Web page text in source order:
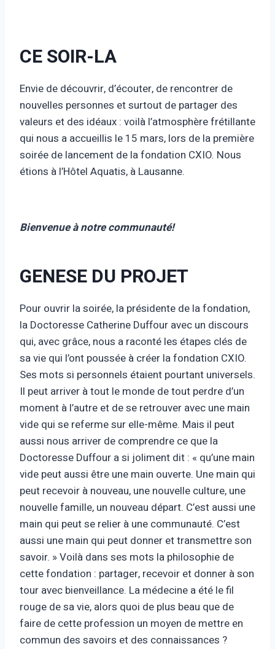
CE SOIR-LA
Envie de découvrir, d’écouter, de rencontrer de
nouvelles personnes et surtout de partager des
valeurs et des idéaux : voilà l’atmosphère frétillante
qui nous a accueillis le 15 mars, lors de la première
soirée de lancement de la fondation CXIO. Nous
étions à l’Hôtel Aquatis, à Lausanne.
Bienvenue à notre communauté!
GENESE DU PROJET
Pour ouvrir la soirée, la présidente de la fondation,
la Doctoresse Catherine Duffour avec un discours
qui, avec grâce, nous a raconté les étapes clés de
sa vie qui l’ont poussée à créer la fondation CXIO.
Ses mots si personnels étaient pourtant universels.
Il peut arriver à tout le monde de tout perdre d’un
moment à l’autre et de se retrouver avec une main
vide qui se referme sur elle-même. Mais il peut
aussi nous arriver de comprendre ce que la
Doctoresse Duffour a si joliment dit : « qu’une main
vide peut aussi être une main ouverte. Une main qui
peut recevoir à nouveau, une nouvelle culture, une
nouvelle famille, un nouveau départ. C’est aussi une
main qui peut se relier à une communauté. C’est
aussi une main qui peut donner et transmettre son
savoir. » Voilà dans ses mots la philosophie de
cette fondation : partager, recevoir et donner à son
tour avec bienveillance. La médecine a été le fil
rouge de sa vie, alors quoi de plus beau que de
faire de cette profession un moyen de mettre en
commun des savoirs et des connaissances ?